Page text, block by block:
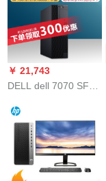
ップ本台に23.8イン
ティーイ3-0110 G 1
T+256 G固形カルム
を配合しています。
￥ 21,743
DELL dell 7070 SFF
ディップテーブル机
械ディップテーブル
小型ミニディックモ
デルモデルモデルモ
デルニコネーネーネ